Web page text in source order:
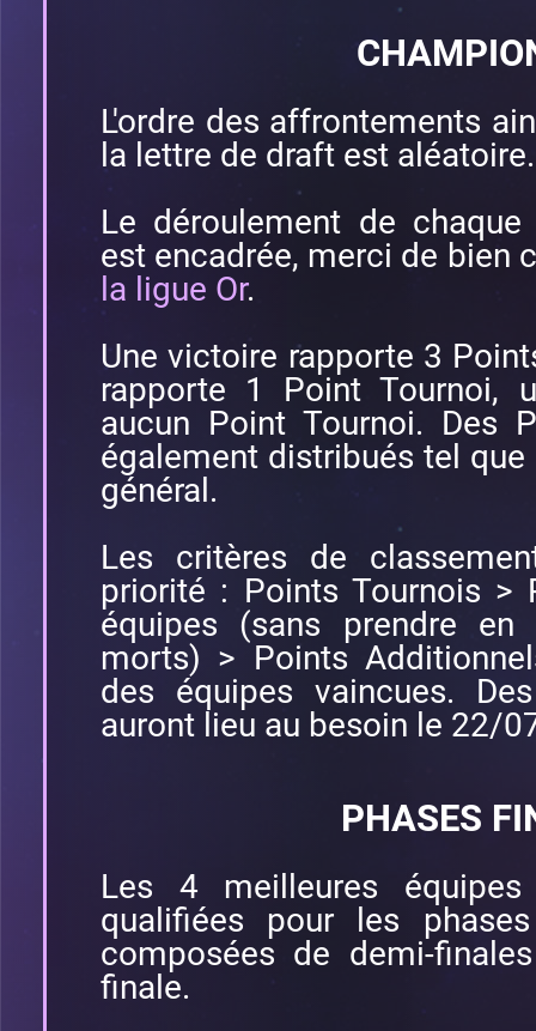
L'ordre des affrontements
la lettre de draft est aléatoire.
Le déroulement de
est encadrée, merci de bien
la ligue Or.
Une victoire rapporte 3
rapporte 1 Point Tournoi,
aucun Point Tournoi. Des
également distribués tel
général.
Les critères de
priorité : Points Tournois >
équipes (sans prendre
morts) > Points
des équipes vaincues.
auront lieu au besoin le 22/
PHASES
Les 4 meilleures
qualifiées pour les
composées de demi-
finale.